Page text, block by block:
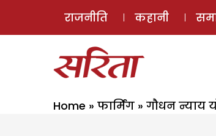
राजनीति कहानी
Home » फार्मिंग » गौधन न्याय